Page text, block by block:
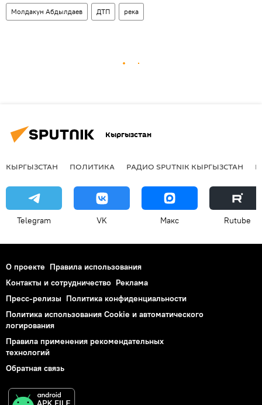
Молдакун Абдылдаев ДТП река
Кыргызстан
КЫРГЫЗСТАН ПОЛИТИКА РАДИО SPUTNIK КЫРГЫЗСТАН
Telegram VK Макс Rutube
О проекте Правила использования
Контакты и сотрудничество Реклама
Пресс-релизы Политика конфиденциальности
Политика использования Cookie и автоматического
логирования
Правила применения рекомендательных
технологий
Обратная связь